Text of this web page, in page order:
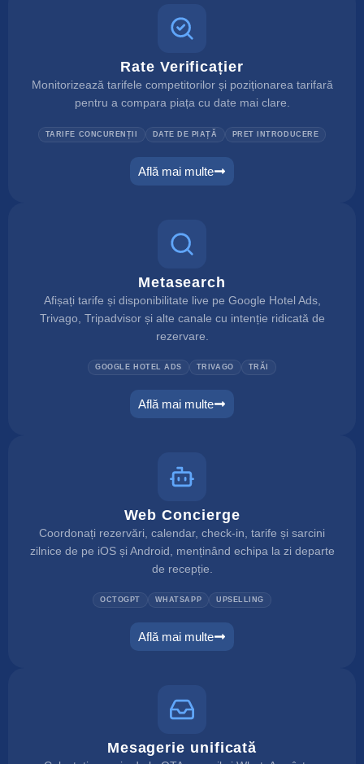
Rate Verificațier
Monitorizează tarifele competitorilor și poziționarea tarifară
pentru a compara piața cu date mai clare.
TARIFE CONCURENȚII DATE DE PIAȚĂ PRET INTRODUCERE
Află mai multe
rate checker
Metasearch
Afișați tarife și disponibilitate live pe Google Hotel Ads,
Trivago, Tripadvisor și alte canale cu intenție ridicată de
rezervare.
GOOGLE HOTEL ADS TRIVAGO TRĂI
Află mai multe
metasearch
Web Concierge
Coordonați rezervări, calendar, check-in, tarife și sarcini
zilnice de pe iOS și Android, menținând echipa la zi departe
de recepție.
OCTOGPT WHATSAPP UPSELLING
Află mai multe
web concierge
Mesagerie unificată